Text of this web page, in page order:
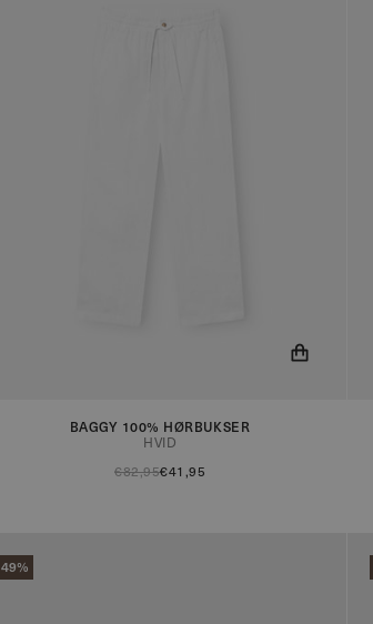
Du får nu besked når produktet er på lager!
BAGGY 100% HØRBUKSER
HVID
€82,95€41,95
49%